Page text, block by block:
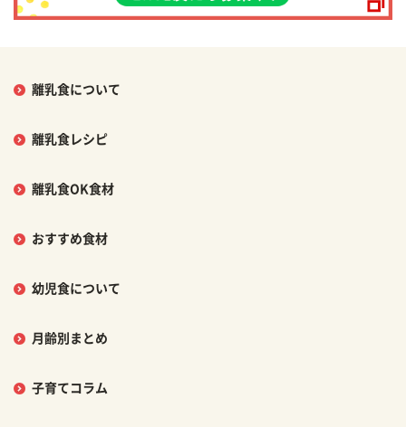
離乳食について
離乳食レシピ
離乳食OK食材
おすすめ食材
幼児食について
月齢別まとめ
子育てコラム